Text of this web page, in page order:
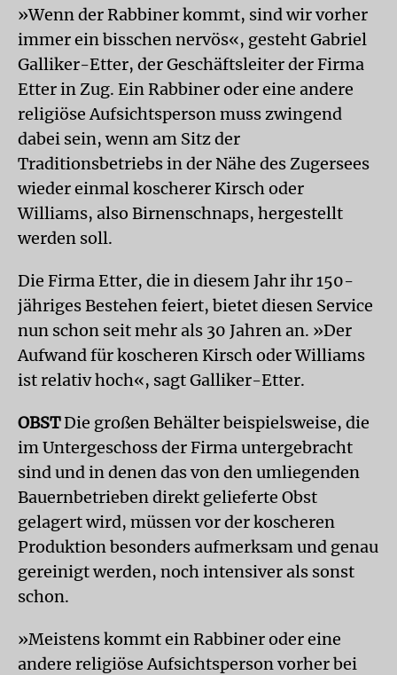
»Wenn der Rabbiner kommt, sind wir vorher
immer ein bisschen nervös«, gesteht Gabriel
Galliker-Etter, der Geschäftsleiter der Firma
Etter in Zug. Ein Rabbiner oder eine andere
religiöse Aufsichtsperson muss zwingend
dabei sein, wenn am Sitz der
Traditionsbetriebs in der Nähe des Zugersees
wieder einmal koscherer Kirsch oder
Williams, also Birnenschnaps, hergestellt
werden soll.
Die Firma Etter, die in diesem Jahr ihr 150-
jähriges Bestehen feiert, bietet diesen Service
nun schon seit mehr als 30 Jahren an. »Der
Aufwand für koscheren Kirsch oder Williams
ist relativ hoch«, sagt Galliker-Etter.
OBSTDie großen Behälter beispielsweise, die
im Untergeschoss der Firma untergebracht
sind und in denen das von den umliegenden
Bauernbetrieben direkt gelieferte Obst
gelagert wird, müssen vor der koscheren
Produktion besonders aufmerksam und genau
gereinigt werden, noch intensiver als sonst
schon.
»Meistens kommt ein Rabbiner oder eine
andere religiöse Aufsichtsperson vorher bei